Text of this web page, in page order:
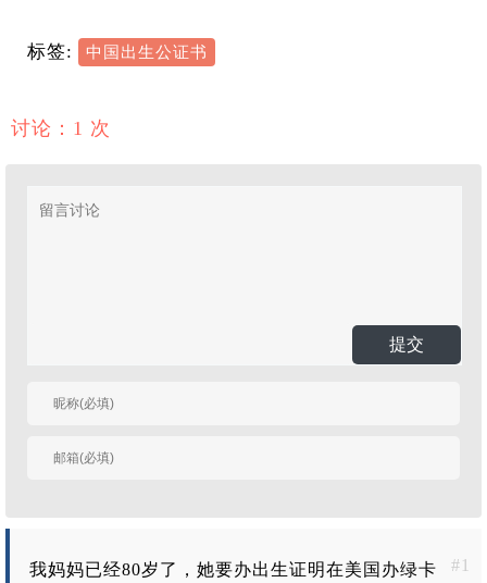
标签: 中国出生公证书
讨论：1 次
有人回复时邮件通知
提交
#1
我妈妈已经80岁了，她要办出生证明在美国办绿卡